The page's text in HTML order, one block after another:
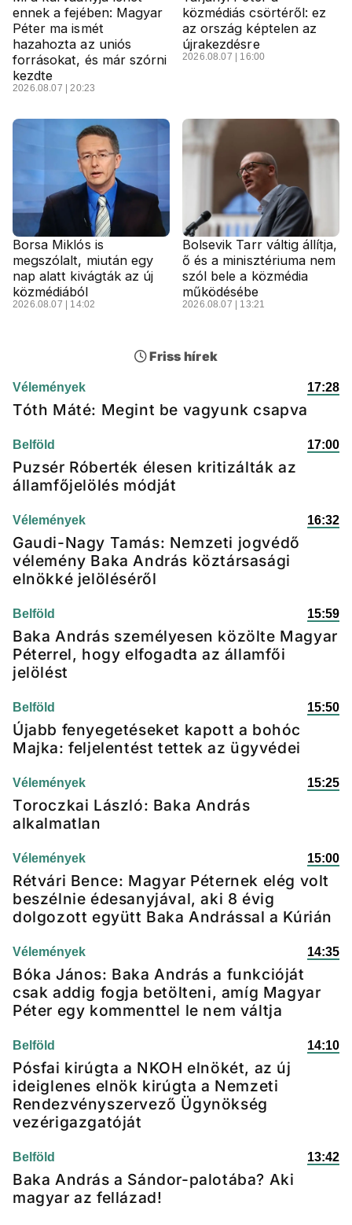
ennek a fejében: Magyar
Péter ma ismét
hazahozta az uniós
forrásokat, és már szórni
kezdte
2026.08.07 | 20:23
közmédiás csörtéről: ez
az ország képtelen az
újrakezdésre
2026.08.07 | 16:00
Borsa Miklós is
megszólalt, miután egy
nap alatt kivágták az új
közmédiából
2026.08.07 | 14:02
Bolsevik Tarr váltig állítja,
ő és a minisztériuma nem
szól bele a közmédia
működésébe
2026.08.07 | 13:21
Friss hírek
Vélemények 17:28
Tóth Máté: Megint be vagyunk csapva
Belföld 17:00
Puzsér Róberték élesen kritizálták az
államfőjelölés módját
Vélemények 16:32
Gaudi-Nagy Tamás: Nemzeti jogvédő
vélemény Baka András köztársasági
elnökké jelöléséről
Belföld 15:59
Baka András személyesen közölte Magyar
Péterrel, hogy elfogadta az államfői
jelölést
Belföld 15:50
Újabb fenyegetéseket kapott a bohóc
Majka: feljelentést tettek az ügyvédei
Vélemények 15:25
Toroczkai László: Baka András
alkalmatlan
Vélemények 15:00
Rétvári Bence: Magyar Péternek elég volt
beszélnie édesanyjával, aki 8 évig
dolgozott együtt Baka Andrással a Kúrián
Vélemények 14:35
Bóka János: Baka András a funkcióját
csak addig fogja betölteni, amíg Magyar
Péter egy kommenttel le nem váltja
Belföld 14:10
Pósfai kirúgta a NKOH elnökét, az új
ideiglenes elnök kirúgta a Nemzeti
Rendezvényszervező Ügynökség
vezérigazgatóját
Belföld 13:42
Baka András a Sándor-palotába? Aki
magyar az fellázad!